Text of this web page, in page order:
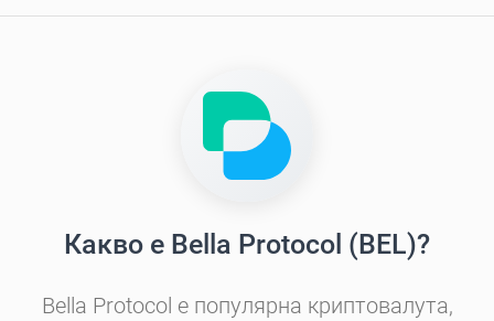
Какво е Bella Protocol (BEL)?
Bella Protocol е популярна криптовалута,